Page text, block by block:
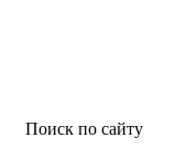
Поиск по сайту